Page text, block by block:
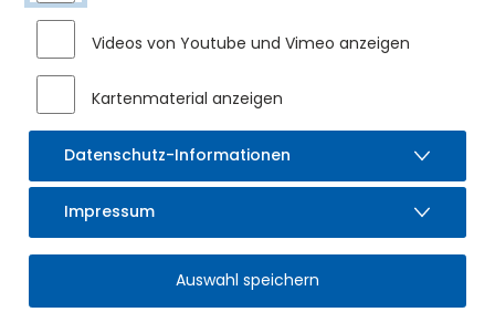
Neu im Team können wir den Praktikant Philian Heinzendorf
und die Praktikantin Annalena Thaler begrüßen. Das
gesamte Kindergarten-Team und der Dritter Bürgermeister
des Markt Sulzberg, Ulrich Bestler, heißen die beiden ganz
herzlich willkommen und wünschen Ihnen allzeit viel Freude
an der Arbeit mit den Kindern!
Videos von Youtube und Vimeo anzeigen
Kartenmaterial anzeigen
Datenschutz-Informationen
Impressum
Auswahl speichern